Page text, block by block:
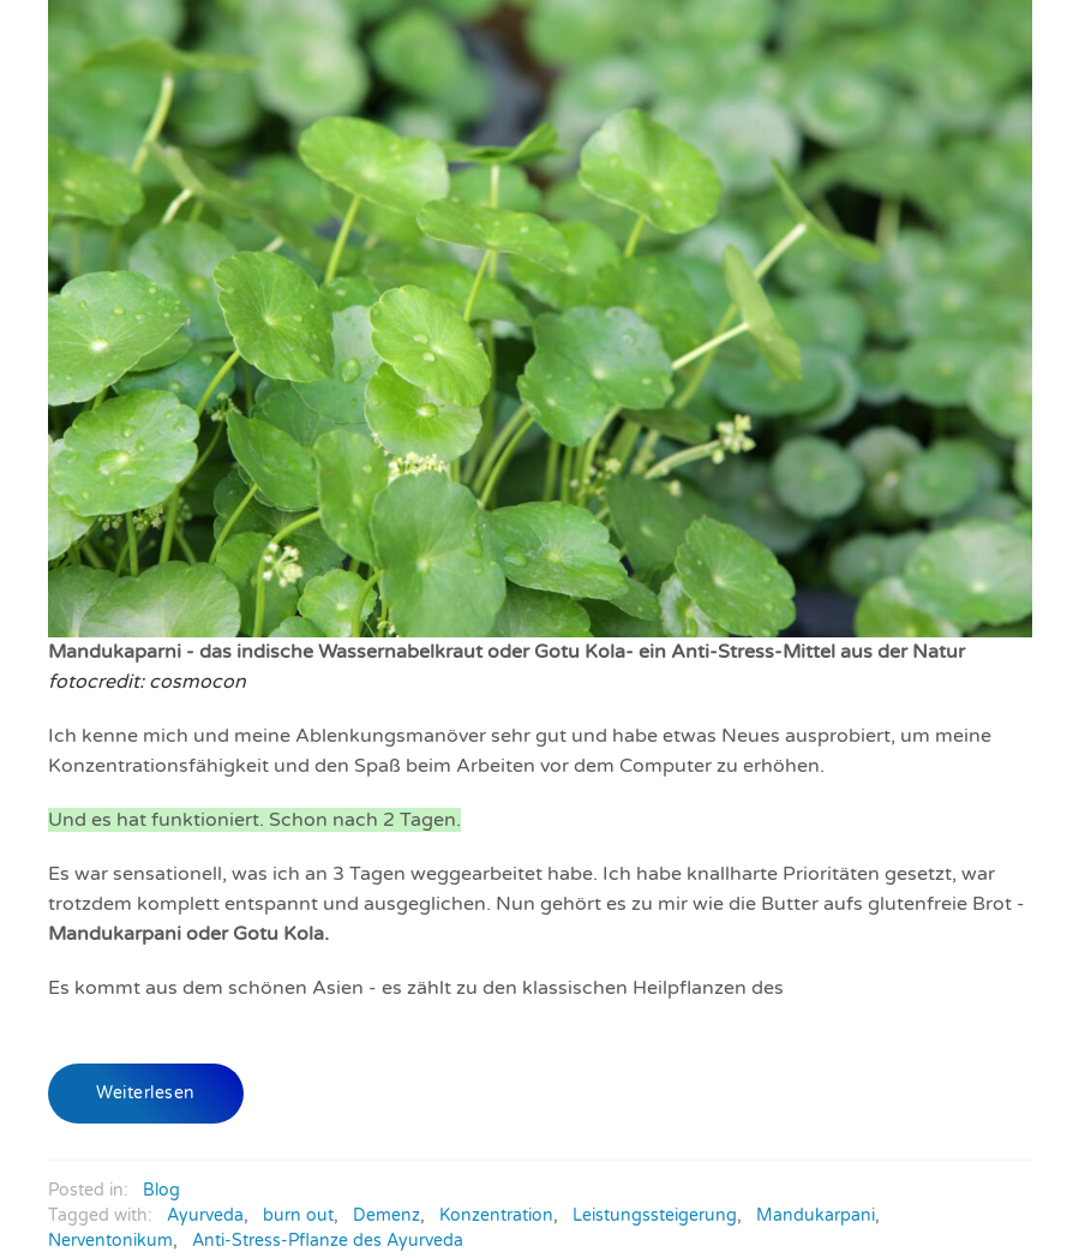
Mandukaparni - das indische Wassernabelkraut oder Gotu Kola- ein Anti-Stress-Mittel aus der Natur
fotocredit: cosmocon
Ich kenne mich und meine Ablenkungsmanöver sehr gut und habe etwas Neues ausprobiert, um meine
Konzentrationsfähigkeit und den Spaß beim Arbeiten vor dem Computer zu erhöhen.
Und es hat funktioniert. Schon nach 2 Tagen.
Es war sensationell, was ich an 3 Tagen weggearbeitet habe. Ich habe knallharte Prioritäten gesetzt, war
trotzdem komplett entspannt und ausgeglichen. Nun gehört es zu mir wie die Butter aufs glutenfreie Brot -
Mandukarpani oder Gotu Kola.
Es kommt aus dem schönen Asien - es zählt zu den klassischen Heilpflanzen des
Weiterlesen
Posted in:
Blog
Tagged with:
Ayurveda, burn out, Demenz, Konzentration, Leistungssteigerung, Mandukarpani,
Nerventonikum, Anti-Stress-Pflanze des Ayurveda